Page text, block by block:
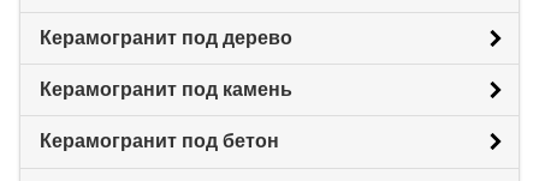
Керамогранит под дерево
Керамогранит под камень
Керамогранит под бетон